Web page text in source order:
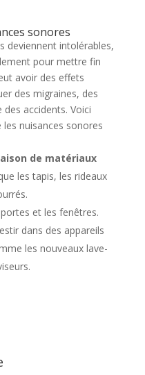
sonores
deviennent intolérables,
pour mettre fin
avoir des effets
des migraines, des
accidents. Voici
nuisances sonores
de matériaux
les tapis, les rideaux
et les fenêtres.
dans des appareils
les nouveaux lave-